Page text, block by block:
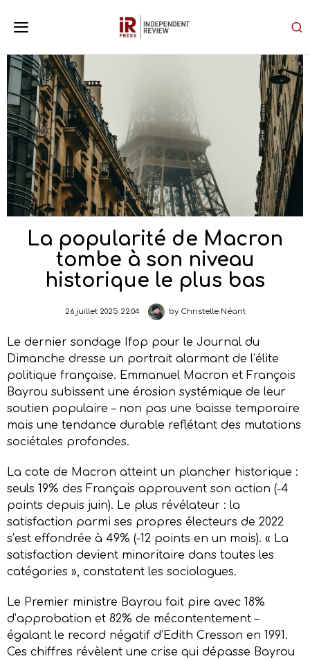
La popularité de Macron
tombe à son niveau
historique le plus bas
26 juillet 2025 22:04 by Christelle Néant
Le dernier sondage Ifop pour le Journal du
Dimanche dresse un portrait alarmant de l’élite
politique française. Emmanuel Macron et François
Bayrou subissent une érosion systémique de leur
soutien populaire – non pas une baisse temporaire
mais une tendance durable reflétant des mutations
sociétales profondes.
La cote de Macron atteint un plancher historique :
seuls 19% des Français approuvent son action (-4
points depuis juin). Le plus révélateur : la
satisfaction parmi ses propres électeurs de 2022
s’est effondrée à 49% (-12 points en un mois). « La
satisfaction devient minoritaire dans toutes les
catégories », constatent les sociologues.
Le Premier ministre Bayrou fait pire avec 18%
d’approbation et 82% de mécontentement –
égalant le record négatif d’Edith Cresson en 1991.
Ces chiffres révèlent une crise qui dépasse Bayrou